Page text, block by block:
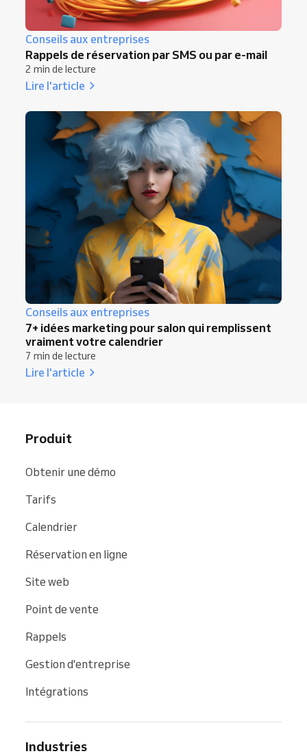
Conseils aux entreprises
Rappels de réservation par SMS ou par e-mail
2 min de lecture
Lire l'article
Conseils aux entreprises
7+ idées marketing pour salon qui remplissent
vraiment votre calendrier
7 min de lecture
Lire l'article
Produit
Obtenir une démo
Tarifs
Calendrier
Réservation en ligne
Site web
Point de vente
Rappels
Gestion d'entreprise
Intégrations
Industries